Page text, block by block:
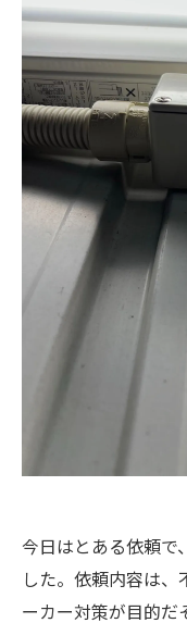
今日はとある依頼で
した。依頼内容は
ーカー対策が目的だ